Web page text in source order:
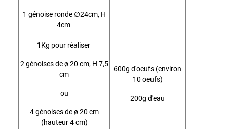
1 génoise ronde ∅24cm, H
4cm
1Kg pour réaliser
2 génoises de ø 20 cm, H 7,5
cm
ou
4 génoises de ø 20 cm
(hauteur 4 cm)
600g d'oeufs (environ
10 oeufs)
200g d'eau